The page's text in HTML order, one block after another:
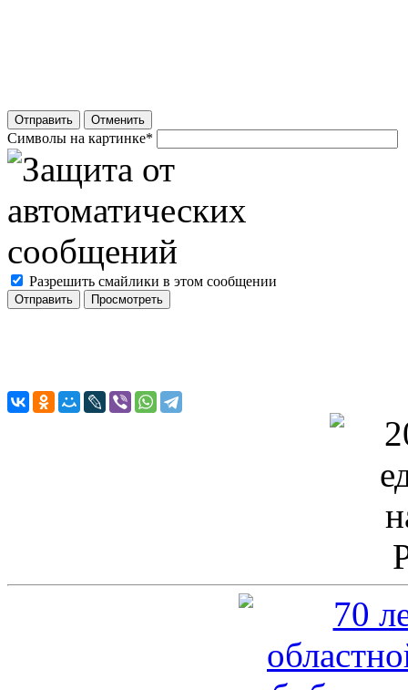
Отправить Отменить
Символы на картинке*
Разрешить смайлики в этом сообщении